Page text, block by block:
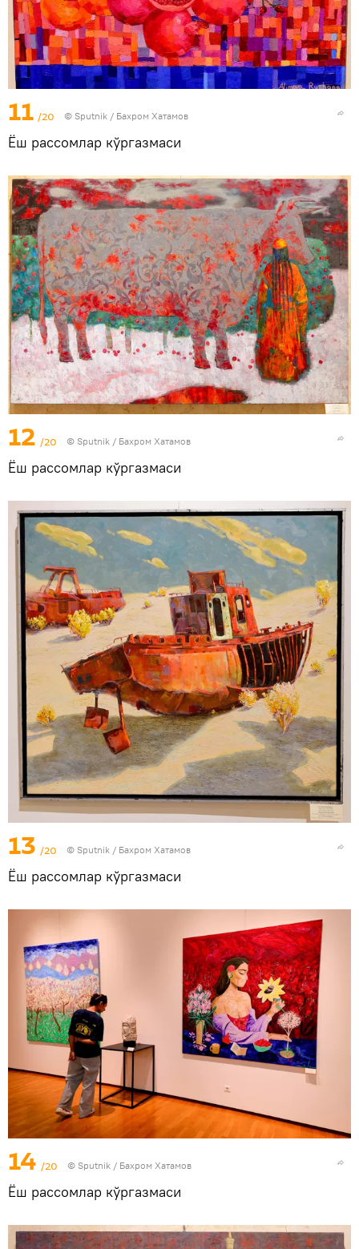
11 /20 © Sputnik / Бахром Хатамов
Ёш рассомлар кўргазмаси
12 /20 © Sputnik / Бахром Хатамов
Ёш рассомлар кўргазмаси
13 /20 © Sputnik / Бахром Хатамов
Ёш рассомлар кўргазмаси
14 /20 © Sputnik / Бахром Хатамов
Ёш рассомлар кўргазмаси